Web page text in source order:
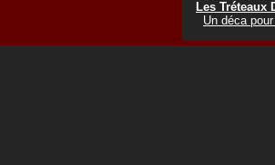
Les Tréteaux
Un déca